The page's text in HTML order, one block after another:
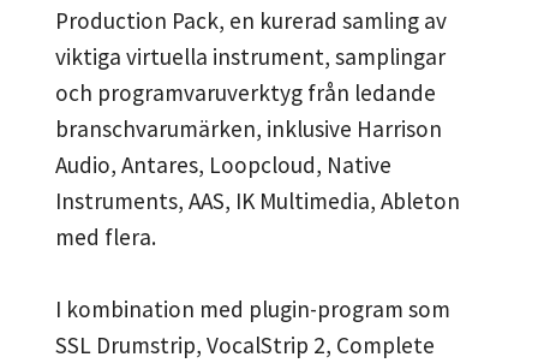
Production Pack, en kurerad samling av
viktiga virtuella instrument, samplingar
och programvaruverktyg från ledande
branschvarumärken, inklusive Harrison
Audio, Antares, Loopcloud, Native
Instruments, AAS, IK Multimedia, Ableton
med flera.
I kombination med plugin-program som
SSL Drumstrip, VocalStrip 2, Complete